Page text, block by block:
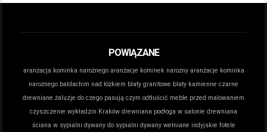
POWIĄZANE
aranżacja kominka narożnego aranżacje kominek narożny aranżacje kominka
narożnego baldachim nad łóżkiem blaty granitowe blaty kamienne czarne
drewniane żaluzje do czego pasują czym odtłuścić meble przed malowaniem
czyszczenie wykładzin Kraków drewniana podłoga w salonie drewniana
ściana w sypialni dywany do sypialni dywany wełniane indyjskie fotele